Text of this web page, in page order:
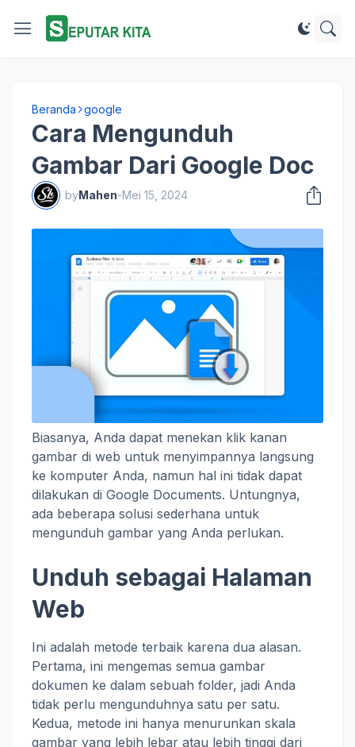
Beranda google
Cara Mengunduh
Gambar Dari Google Doc
byMahen-Mei 15, 2024
Biasanya, Anda dapat menekan klik kanan
gambar di web untuk menyimpannya langsung
ke komputer Anda, namun hal ini tidak dapat
dilakukan di Google Documents. Untungnya,
ada beberapa solusi sederhana untuk
mengunduh gambar yang Anda perlukan.
Unduh sebagai Halaman
Web
Ini adalah metode terbaik karena dua alasan.
Pertama, ini mengemas semua gambar
dokumen ke dalam sebuah folder, jadi Anda
tidak perlu mengunduhnya satu per satu.
Kedua, metode ini hanya menurunkan skala
gambar yang lebih lebar atau lebih tinggi dari